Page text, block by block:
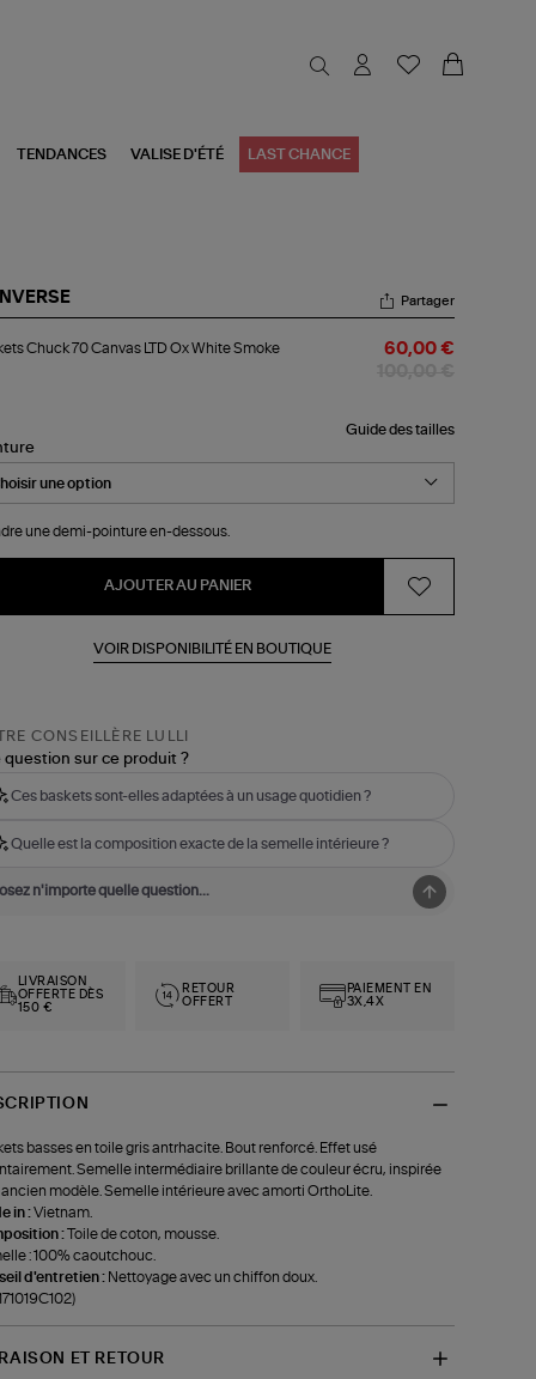
TENDANCES VALISE D'ÉTÉ LAST CHANCE
Partager
Chuck 70 Canvas LTD Ox White Smoke
60,00 €
Guide des tailles
une demi-pointure en-dessous.
AJOUTER AU PANIER
VOIR DISPONIBILITÉ EN BOUTIQUE
CONSEILLÈRE LULLI
question sur ce produit ?
Ces baskets sont-elles adaptées à un usage quotidien ?
Quelle est la composition exacte de la semelle intérieure ?
LIVRAISON
OFFERTE DÈS
150 €
RETOUR
OFFERT
PAIEMENT EN
3X,4X
basses en toile gris antrhacite. Bout renforcé. Effet usé
Semelle intermédiaire brillante de couleur écru, inspirée
modèle. Semelle intérieure avec amorti OrthoLite.
in :Vietnam.
:Toile de coton, mousse.
: 100% caoutchouc.
d'entretien : Nettoyage avec un chiffon doux.
ET RETOUR